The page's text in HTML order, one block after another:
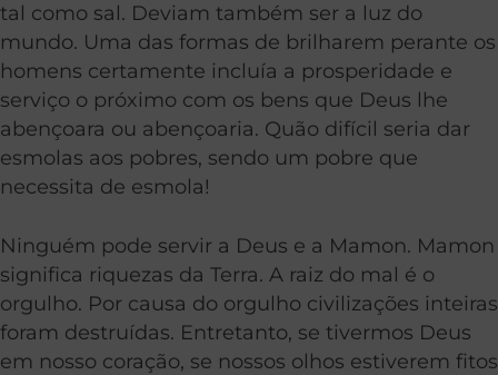
tal como sal. Deviam também ser a luz do
mundo. Uma das formas de brilharem perante os
homens certamente incluía a prosperidade e
serviço o próximo com os bens que Deus lhe
abençoara ou abençoaria. Quão difícil seria dar
esmolas aos pobres, sendo um pobre que
necessita de esmola!
Ninguém pode servir a Deus e a Mamon. Mamon
significa riquezas da Terra. A raiz do mal é o
orgulho. Por causa do orgulho civilizações inteiras
foram destruídas. Entretanto, se tivermos Deus
em nosso coração, se nossos olhos estiverem fitos